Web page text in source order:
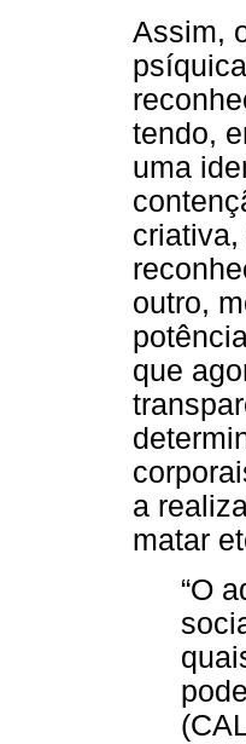
Assim,
tendo,
uma
outro,
que
a
matar
“O